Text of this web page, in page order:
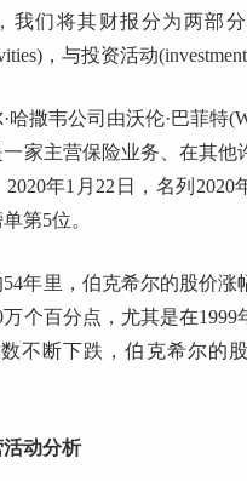
我们将其财报分为两部
，与投资活动(investment
哈撒韦公司由沃伦·巴菲特
一家主营保险业务、在其他
年1月22日，名列2020
第5位。
年里，伯克希尔的股价涨
万个百分点，尤其是在1999
不断下跌，伯克希尔的
动分析